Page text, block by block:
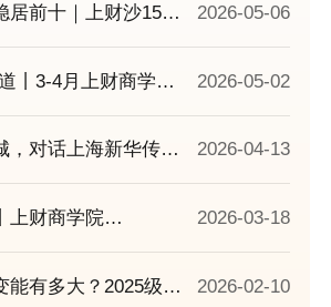
居前十｜上财沙15战
2026-05-06
丨3-4月上财商学院
2026-05-02
，对话上海新华传媒
也仿丨访校友?话商道
）
2026-04-13
上财商学院
2026-03-18
能有多大？2025级上
2026-02-10